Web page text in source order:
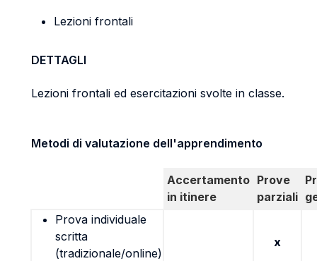
Lezioni frontali
DETTAGLI
Lezioni frontali ed esercitazioni svolte in classe.
Metodi di valutazione dell'apprendimento
Accertamento
in itinere
Prove
parziali
Prova individuale
scritta
(tradizionale/online)
x